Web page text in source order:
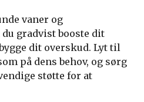
vaner og
gradvist booste dit
dit overskud. Lyt til
på dens behov, og sørg
støtte for at